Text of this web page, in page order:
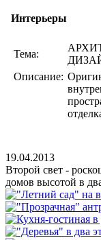
Интерьеры
Тема:
Описание:
19.04.2013
Второй свет -
домов высотой в